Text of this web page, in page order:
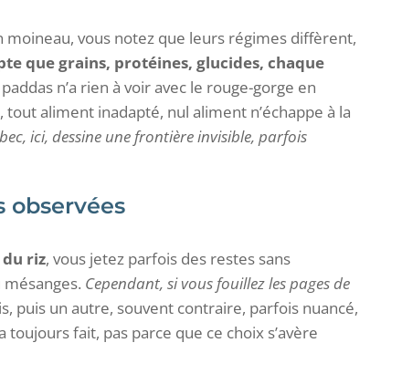
vous notez que leurs régimes diffèrent,
que grains, protéines, glucides, chaque
n’a rien à voir avec le rouge-gorge en
aliment inadapté, nul aliment n’échappe à la
ici, dessine une frontière invisible, parfois
observées
riz, vous jetez parfois des restes sans
Cependant, si vous fouillez les pages de
puis un autre, souvent contraire, parfois nuancé,
toujours fait, pas parce que ce choix s’avère